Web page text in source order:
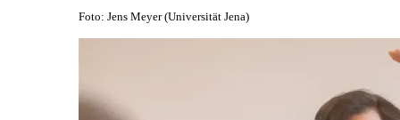
Foto: Jens Meyer (Universität Jena)